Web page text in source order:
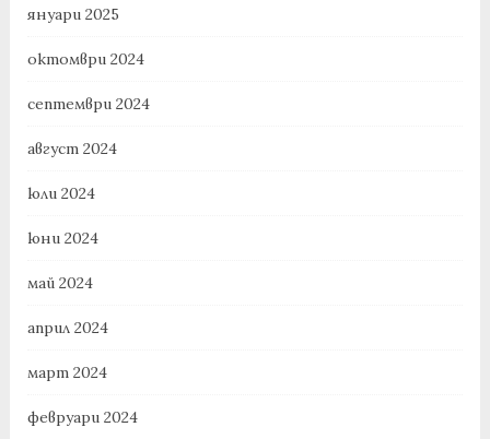
януари 2025
октомври 2024
септември 2024
август 2024
юли 2024
юни 2024
май 2024
април 2024
март 2024
февруари 2024